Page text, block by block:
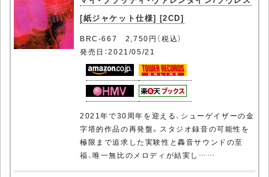
[紙ジャケット仕様] [2CD]
BRC-667 2,750円（税込）
発売日：2021/05/21
2021年で30周年を迎える、シューゲイザーの金
字塔的作品の再発盤。スタジオ録音の可能性を
極限まで追求した実験性と轟音サウンドの至
福、唯一無比のメロディが結実し……